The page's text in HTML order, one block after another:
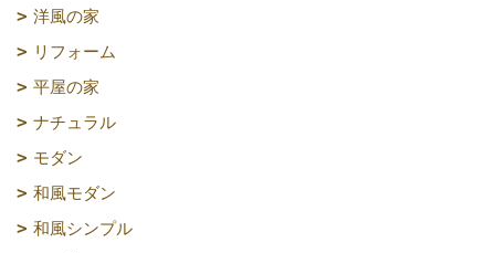
洋風の家
リフォーム
平屋の家
ナチュラル
モダン
和風モダン
和風シンプル